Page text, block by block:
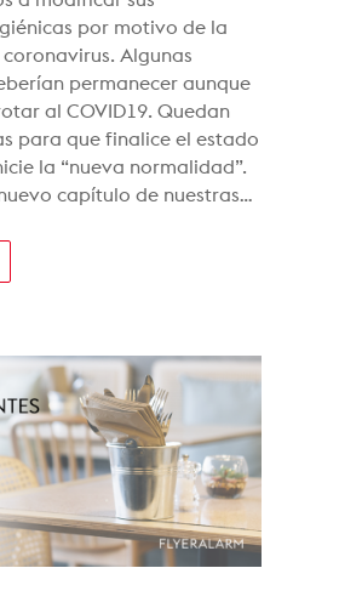
por motivo de la
Algunas
permanecer aunque
al COVID19. Quedan
para que finalice el estado
la “nueva normalidad”.
capítulo de nuestras…